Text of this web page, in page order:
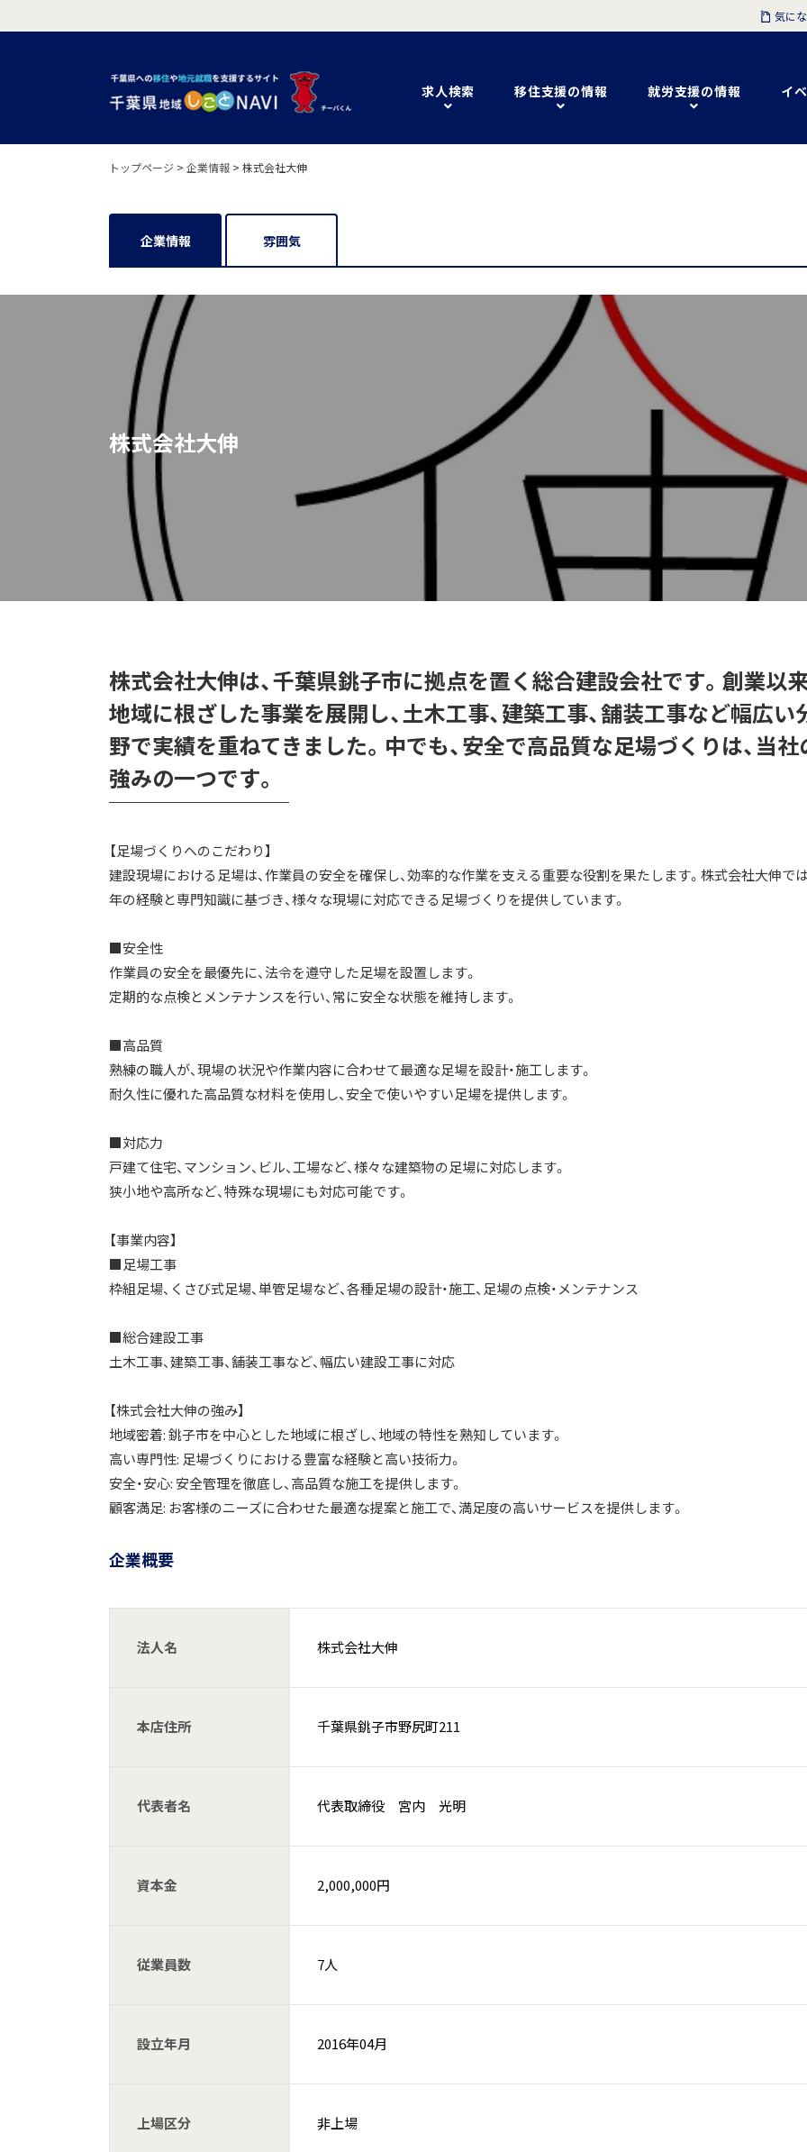
求人検索 移住支援の情報 就労支援の情報 イ
気に
トップページ > 企業情報 > 株式会社大伸
企業情報 雰囲気
株式会社大伸
株式会社大伸は、千葉県銚子市に拠点を置く総合建設会社です。創業以来
地域に根ざした事業を展開し、土木工事、建築工事、舗装工事など幅広い
野で実績を重ねてきました。中でも、安全で高品質な足場づくりは、当社
強みの一つです。
【足場づくりへのこだわり】
建設現場における足場は、作業員の安全を確保し、効率的な作業を支える重要な役割を果たします。株式会社大伸で
年の経験と専門知識に基づき、様々な現場に対応できる足場づくりを提供しています。
■安全性
作業員の安全を最優先に、法令を遵守した足場を設置します。
定期的な点検とメンテナンスを行い、常に安全な状態を維持します。
■高品質
熟練の職人が、現場の状況や作業内容に合わせて最適な足場を設計・施工します。
耐久性に優れた高品質な材料を使用し、安全で使いやすい足場を提供します。
■対応力
戸建て住宅、マンション、ビル、工場など、様々な建築物の足場に対応します。
狭小地や高所など、特殊な現場にも対応可能です。
【事業内容】
■足場工事
枠組足場、くさび式足場、単管足場など、各種足場の設計・施工、足場の点検・メンテナンス
■総合建設工事
土木工事、建築工事、舗装工事など、幅広い建設工事に対応
【株式会社大伸の強み】
地域密着: 銚子市を中心とした地域に根ざし、地域の特性を熟知しています。
高い専門性: 足場づくりにおける豊富な経験と高い技術力。
安全・安心: 安全管理を徹底し、高品質な施工を提供します。
顧客満足: お客様のニーズに合わせた最適な提案と施工で、満足度の高いサービスを提供します。
企業概要
法人名 株式会社大伸
本店住所 千葉県銚子市野尻町211
代表者名 代表取締役 宮内 光明
資本金 2,000,000円
従業員数 7人
設立年月 2016年04月
上場区分 非上場